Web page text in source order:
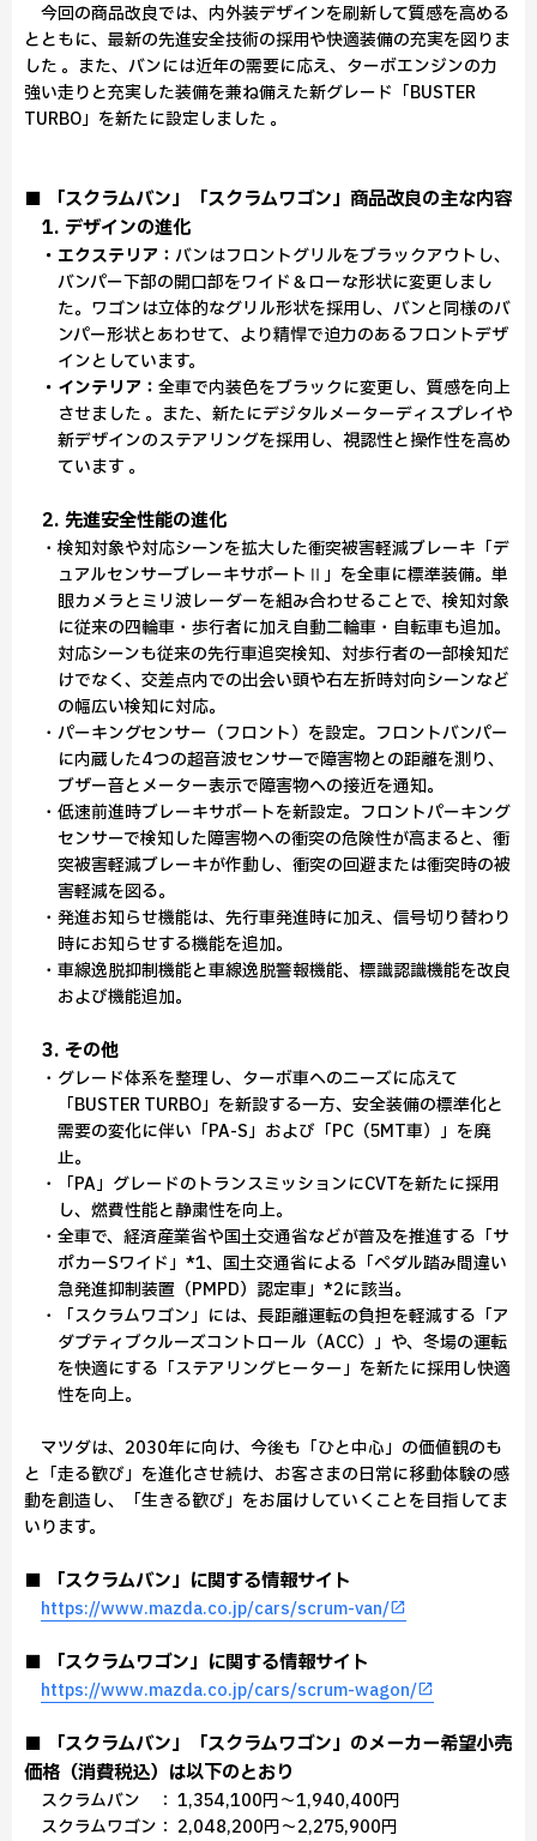
今回の商品改良では、内外装デザインを刷新して質感を高める
とともに、最新の先進安全技術の採用や快適装備の充実を図りま
した 。また、バンには近年の需要に応え、ターボエンジンの力
強い走りと充実した装備を兼ね備えた新グレード「BUSTER
TURBO」を新たに設定しました 。
■ 「スクラムバン」「スクラムワゴン」商品改良の主な内容
1. デザインの進化
・エクステリア： バンはフロントグリルをブラックアウトし、
バンパー下部の開口部をワイド＆ローな形状に変更しまし
た。ワゴンは立体的なグリル形状を採用し、バンと同様のバ
ンパー形状とあわせて、より精悍で迫力のあるフロントデザ
インとしています。
・インテリア： 全車で内装色をブラックに変更し、質感を向上
させました 。また、新たにデジタルメーターディスプレイや
新デザインのステアリングを採用し、視認性と操作性を高め
ています 。
2. 先進安全性能の進化
・検知対象や対応シーンを拡大した衝突被害軽減ブレーキ「デ
ュアルセンサーブレーキサポートⅡ」を全車に標準装備。単
眼カメラとミリ波レーダーを組み合わせることで、検知対象
に従来の四輪車・歩行者に加え自動二輪車・自転車も追加。
対応シーンも従来の先行車追突検知、対歩行者の一部検知だ
けでなく、交差点内での出会い頭や右左折時対向シーンなど
の幅広い検知に対応。
・パーキングセンサー（フロント）を設定。フロントバンパー
に内蔵した4つの超音波センサーで障害物との距離を測り、
ブザー音とメーター表示で障害物への接近を通知。
・低速前進時ブレーキサポートを新設定。フロントパーキング
センサーで検知した障害物への衝突の危険性が高まると、衝
突被害軽減ブレーキが作動し、衝突の回避または衝突時の被
害軽減を図る。
・発進お知らせ機能は、先行車発進時に加え、信号切り替わり
時にお知らせする機能を追加。
・車線逸脱抑制機能と車線逸脱警報機能、標識認識機能を改良
および機能追加。
3. その他
・グレード体系を整理し、ターボ車へのニーズに応えて
「BUSTER TURBO」を新設する一方、安全装備の標準化と
需要の変化に伴い「PA-S」および「PC（5MT車）」を廃
止。
・「PA」グレードのトランスミッションにCVTを新たに採用
し、燃費性能と静粛性を向上。
・全車で、経済産業省や国土交通省などが普及を推進する「サ
ポカーSワイド」*1、国土交通省による「ペダル踏み間違い
急発進抑制装置（PMPD）認定車」*2に該当。
・「スクラムワゴン」には、長距離運転の負担を軽減する「ア
ダプティブクルーズコントロール（ACC）」や、冬場の運転
を快適にする「ステアリングヒーター」を新たに採用し快適
性を向上。
マツダは、2030年に向け、今後も「ひと中心」の価値観のも
と「走る歓び」を進化させ続け、お客さまの日常に移動体験の感
動を創造し、「生きる歓び」をお届けしていくことを目指してま
いります。
■ 「スクラムバン」に関する情報サイト
https://www.mazda.co.jp/cars/scrum-van/
■ 「スクラムワゴン」に関する情報サイト
https://www.mazda.co.jp/cars/scrum-wagon/
■ 「スクラムバン」「スクラムワゴン」のメーカー希望小売
価格（消費税込）は以下のとおり
スクラムバン ： 1,354,100円～1,940,400円
スクラムワゴン： 2,048,200円～2,275,900円